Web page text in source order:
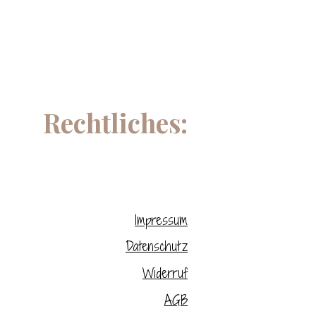
Rechtliches:
Impressum
Datenschutz
Widerruf
AGB